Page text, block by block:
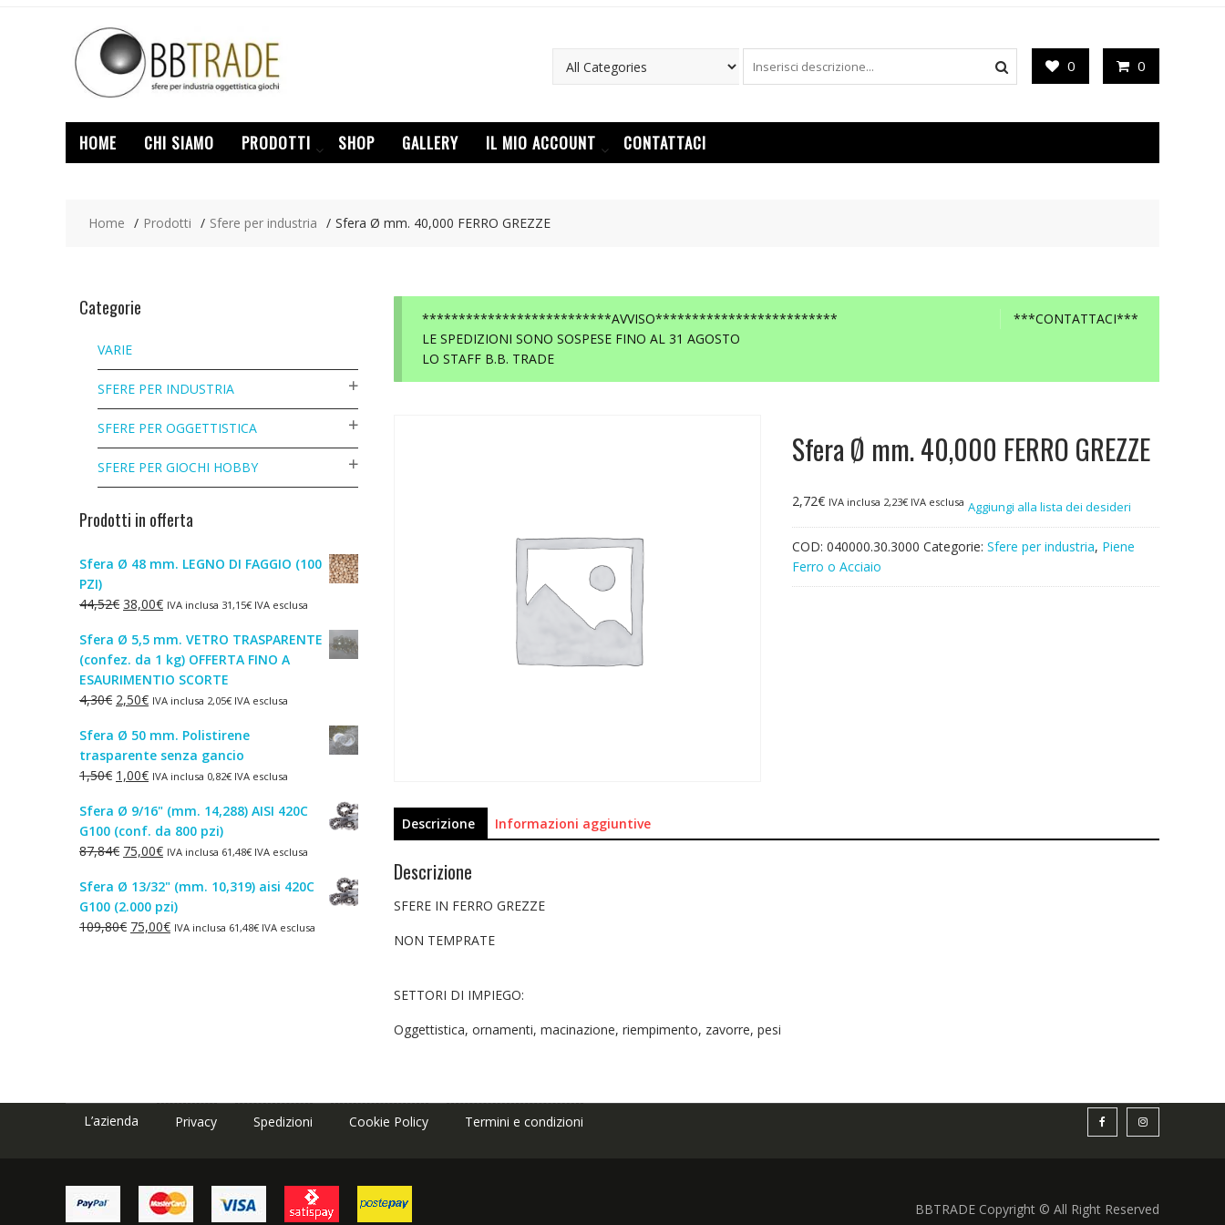
0 0
HOME CHI SIAMO PRODOTTI SHOP GALLERY IL MIO ACCOUNT CONTATTACI
Home Prodotti Sfere per industria Sfera Ø mm. 40,000 FERRO GREZZE
***CONTATTACI***
**************************AVVISO*************************
LE SPEDIZIONI SONO SOSPESE FINO AL 31 AGOSTO
LO STAFF B.B. TRADE
Sfera Ø mm. 40,000 FERRO GREZZE
2,72€ IVA inclusa 2,23€IVA esclusa Aggiungi alla lista dei desideri
COD: 040000.30.3000 Categorie: Sfere per industria, Piene
Ferro o Acciaio
Descrizione Informazioni aggiuntive
Descrizione
SFERE IN FERRO GREZZE
NON TEMPRATE
SETTORI DI IMPIEGO:
Oggettistica, ornamenti, macinazione, riempimento, zavorre, pesi
Categorie
VARIE
SFERE PER INDUSTRIA
SFERE PER OGGETTISTICA
SFERE PER GIOCHI HOBBY
Prodotti in offerta
Sfera Ø 48 mm. LEGNO DI FAGGIO (100
PZI)
44,52€ Il
originale
era:
44,52€.
38,00€Il
attuale
è:
38,00€.
IVA inclusa 31,15€ IVA esclusa
Sfera Ø 5,5 mm. VETRO TRASPARENTE
(confez. da 1 kg) OFFERTA FINO A
ESAURIMENTIO SCORTE
4,30€ Il
originale
era:
4,30€.
2,50€Il
attuale
è:
2,50€.
IVA inclusa 2,05€ IVA esclusa
Sfera Ø 50 mm. Polistirene
trasparente senza gancio
1,50€ Il
originale
era:
1,50€.
1,00€Il
attuale
è:
1,00€.
IVA inclusa 0,82€ IVA esclusa
Sfera Ø 9/16" (mm. 14,288) AISI 420C
G100 (conf. da 800 pzi)
87,84€ Il
originale
era:
87,84€.
75,00€Il
attuale
è:
75,00€.
IVA inclusa 61,48€ IVA esclusa
Sfera Ø 13/32" (mm. 10,319) aisi 420C
G100 (2.000 pzi)
109,80€ Il
75,00€IlIVA inclusa 61,48€ IVA esclusa
L’azienda Privacy Spedizioni Cookie Policy Termini e condizioni
BBTRADE Copyright © All Right Reserved